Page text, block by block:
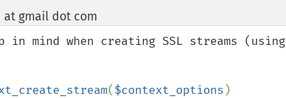
gmail dot com
in mind when creating SSL streams (using
($context_options